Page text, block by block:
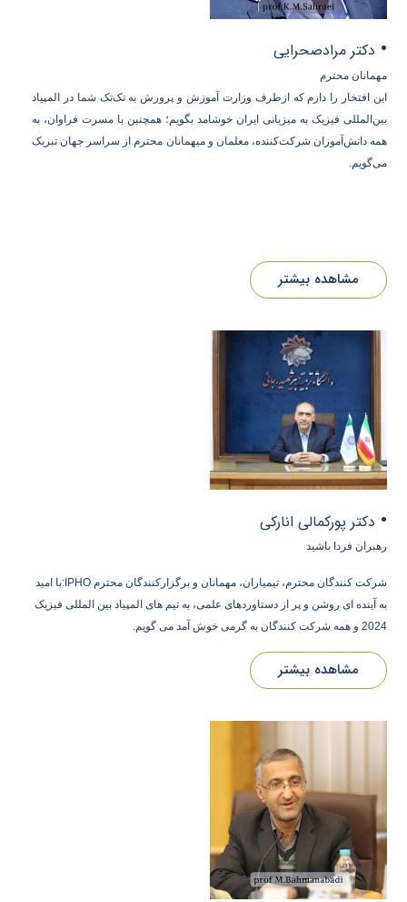
• دکتر مرادصحرایی
مهمانان محترم
این افتخار را دارم که ازطرف وزارت آموزش و پرورش به تک‌تک شما در المپیاد
بین‌المللی فیزیک به میزبانی ایران خوشامد بگویم؛ همچنین با مسرت فراوان، به
همه دانش‌آموزان شرکت‌کننده، معلمان و میهمانان محترم از سراسر جهان تبریک
می‌گویم.
مشاهده بیشتر
• دکتر پورکمالی انارکی
رهبران فردا باشید
شرکت کنندگان محترم، تیمیاران، مهمانان و برگزارکنندگان محترم IPHO:با امید
به آینده ای روشن و پر از دستاوردهای علمی، به تیم های المپیاد بین المللی فیزیک
2024 و همه شرکت کنندگان به گرمی خوش آمد می گویم.
مشاهده بیشتر